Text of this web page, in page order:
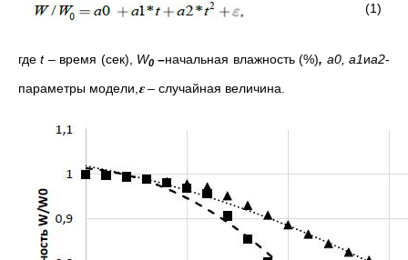
(1)
гдеt– время (сек), W0 –начальная влажность (%), a0,a1иa2-
параметры модели, 𝛆– случайная величина.